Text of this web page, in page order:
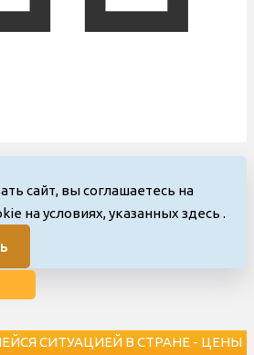
сайт, вы соглашаетесь на
на условиях, указанных здесь .
СИТУАЦИЕЙ В СТРАНЕ - ЦЕНЫ